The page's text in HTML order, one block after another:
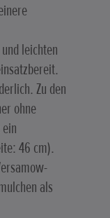
leichten
Zu den
ohne
46 cm).
als